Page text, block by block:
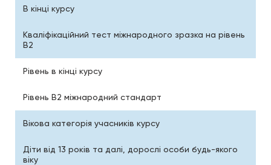
В кінці курсу
Кваліфікаційний тест міжнародного зразка на рівень
В2
Рівень в кінці курсу
Рівень В2 міжнародний стандарт
Вікова категорія учасників курсу
Діти від 13 років та далі, дорослі особи будь-якого
віку